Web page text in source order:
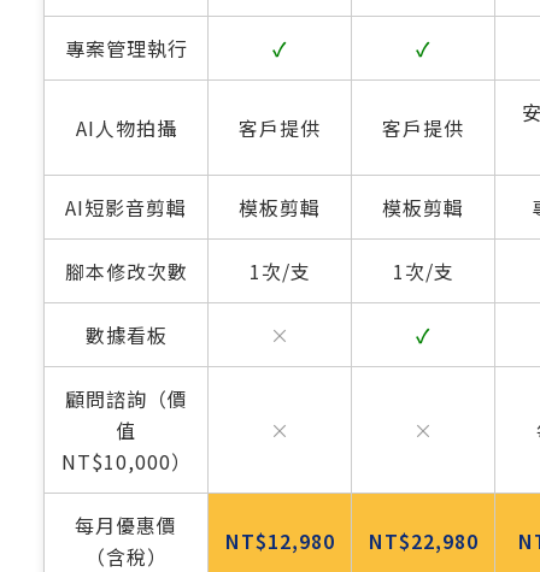
專案管理執行 ✓ ✓
AI人物拍攝 客戶提供 客戶提供
AI短影音剪輯 模板剪輯 模板剪輯
腳本修改次數 1次/支 1次/支
數據看板 × ✓
顧問諮詢（價
值
NT$10,000）
× ×
每月優惠價
（含稅）
NT$12,980 NT$22,980